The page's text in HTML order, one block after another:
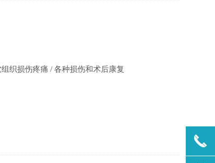
织损伤疼痛 / 各种损伤和术后康复
끅